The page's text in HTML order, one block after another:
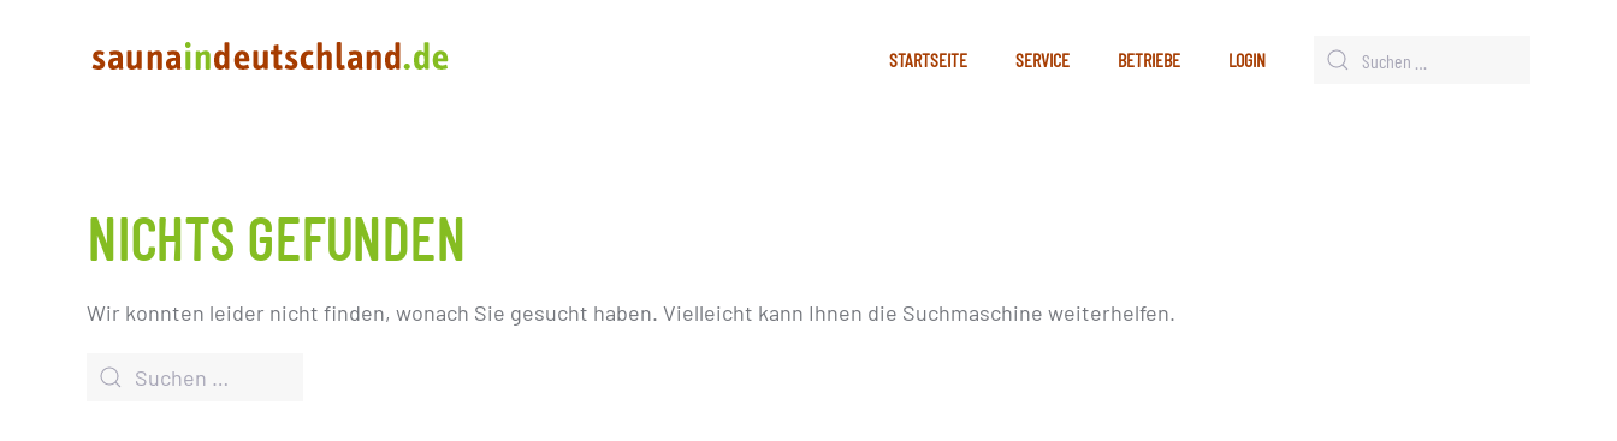
STARTSEITE SERVICE BETRIEBE LOGIN
NICHTS GEFUNDEN
Wir konnten leider nicht finden, wonach Sie gesucht haben. Vielleicht kann Ihnen die Suchmaschine weiterhelfen.